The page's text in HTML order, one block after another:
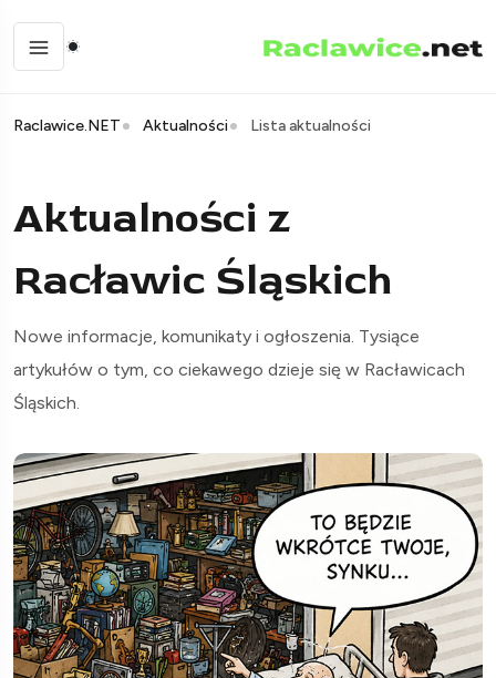
Raclawice.NET Aktualności Lista aktualności
Aktualności z
Racławic Śląskich
Nowe informacje, komunikaty i ogłoszenia. Tysiące
artykułów o tym, co ciekawego dzieje się w Racławicach
Śląskich.